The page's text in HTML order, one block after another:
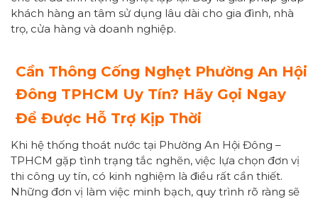
khách hàng an tâm sử dụng lâu dài cho gia đình, nhà
trọ, cửa hàng và doanh nghiệp.
Cần Thông Cống Nghẹt Phường An Hội
Đông TPHCM Uy Tín? Hãy Gọi Ngay
Để Được Hỗ Trợ Kịp Thời
Khi hệ thống thoát nước tại Phường An Hội Đông –
TPHCM gặp tình trạng tắc nghẽn, việc lựa chọn đơn vị
thi công uy tín, có kinh nghiệm là điều rất cần thiết.
Những đơn vị làm việc minh bạch, quy trình rõ ràng sẽ